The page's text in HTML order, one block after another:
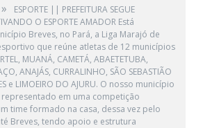
»
ESPORTE || PREFEITURA SEGUE
O ESPORTE AMADOR Está
Breves, no Pará, a Liga Marajó de
que reúne atletas de 12 municípios
MUANÁ, CAMETÁ, ABAETETUBA,
ANAJÁS, CURRALINHO, SÃO SEBASTIÃO
e LIMOEIRO DO AJURU. O nosso município
em uma competição
time formado na casa, dessa vez pelo
Breves, tendo apoio e estrutura